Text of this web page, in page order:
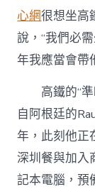
心網很想坐高
說，“我們必
年我應當會帶
高鐵的“
自阿根廷的
年，此刻他正
深圳餐與加入
記本電腦，預